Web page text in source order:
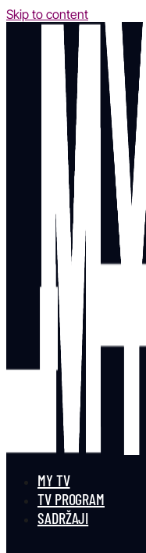
Skip to content
MY TV
TV PROGRAM
SADRŽAJI